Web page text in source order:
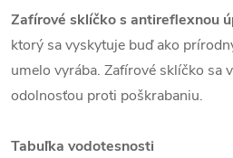
Zafírové sklíčkos antireflexnou
ktorý sa vyskytuje buď ako
umelo vyrába. Zafírové sklíčko sa
odolnosťou proti poškrabaniu.
Tabuľka vodotesnosti